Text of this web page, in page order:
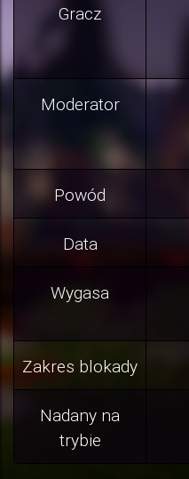
Gracz
Moderator
Powód
Data
Wygasa
Zakres blokady
Nadany na
trybie